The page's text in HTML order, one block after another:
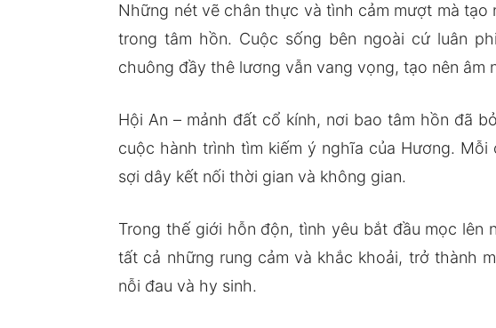
Những nét vẽ chân thực và tình cảm mượt mà
trong tâm hồn. Cuộc sống bên ngoài cứ luân
chuông đầy thê lương vẫn vang vọng, tạo nên âm
Hội An – mảnh đất cổ kính, nơi bao tâm hồn đã
cuộc hành trình tìm kiếm ý nghĩa của Hương.
sợi dây kết nối thời gian và không gian.
Trong thế giới hỗn độn, tình yêu bắt đầu mọc lên
tất cả những rung cảm và khắc khoải, trở thành
nỗi đau và hy sinh.